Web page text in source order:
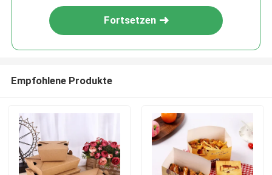
Fortsetzen
Empfohlene Produkte